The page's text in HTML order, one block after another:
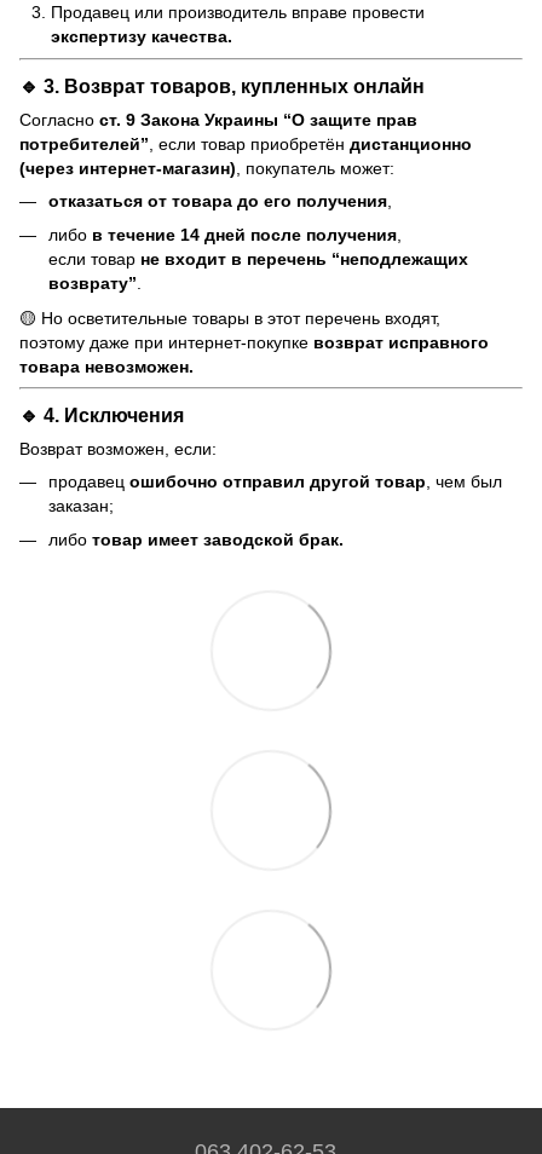
Продавец или производитель вправе провести
экспертизу качества.
🔹 3. Возврат товаров, купленных онлайн
Согласно ст. 9 Закона Украины “О защите прав
потребителей” , если товар приобретён дистанционно
(через интернет-магазин) , покупатель может:
отказаться от товара до его получения
либо в течение 14 дней после получения,
если товар не входит в перечень “неподлежащих
возврату”.
🟡 Но осветительные товары в этот перечень входят,
поэтому даже при интернет-покупке возврат исправного
товара невозможен.
🔹 4. Исключения
Возврат возможен, если:
продавец ошибочно отправил другой товар , чем был
заказан;
либо товар имеет заводской брак.